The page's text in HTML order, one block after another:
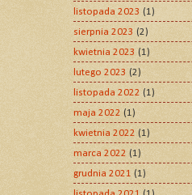
listopada 2023 (1)
sierpnia 2023 (2)
kwietnia 2023 (1)
lutego 2023 (2)
listopada 2022 (1)
maja 2022 (1)
kwietnia 2022 (1)
marca 2022 (1)
grudnia 2021 (1)